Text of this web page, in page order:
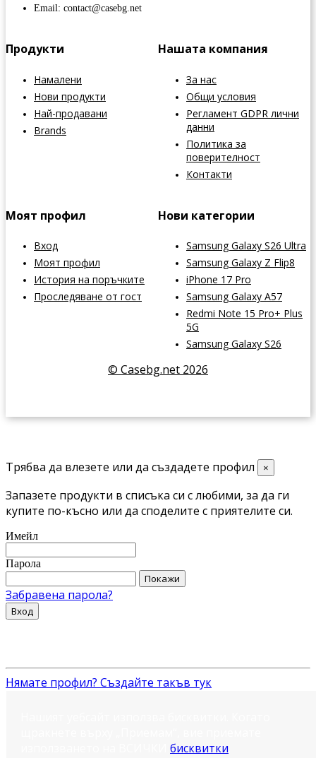
Email: contact@casebg.net
Продукти
Намалени
Нови продукти
Най-продавани
Brands
Нашата компания
За нас
Общи условия
Регламент GDPR лични
данни
Политика за
поверителност
Контакти
Моят профил
Вход
Моят профил
История на поръчките
Проследяване от гост
Нови категории
Samsung Galaxy S26 Ultra
Samsung Galaxy Z Flip8
iPhone 17 Pro
Samsung Galaxy A57
Redmi Note 15 Pro+ Plus
5G
Samsung Galaxy S26
© Casebg.net 2026
Трябва да влезете или да създадете профил ×
Запазете продукти в списъка си с любими, за да ги
купите по-късно или да споделите с приятелите си.
Имейл
Парола
Покажи
Забравена парола?
Вход
Нямате профил? Създайте такъв тук
бисквитки